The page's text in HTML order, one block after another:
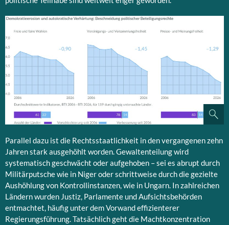
Parallel dazu ist die Rechtsstaatlichkeit in den vergangenen zehn
Jahren stark ausgehöhlt worden. Gewaltenteilung wird
systematisch geschwächt oder aufgehoben – sei es abrupt durch
Militärputsche wie in Niger oder schrittweise durch die gezielte
Aushöhlung von Kontrollinstanzen, wie in Ungarn. In zahlreichen
Ländern wurden Justiz, Parlamente und Aufsichtsbehörden
entmachtet, häufig unter dem Vorwand effizienterer
Regierungsführung. Tatsächlich geht die Machtkonzentration